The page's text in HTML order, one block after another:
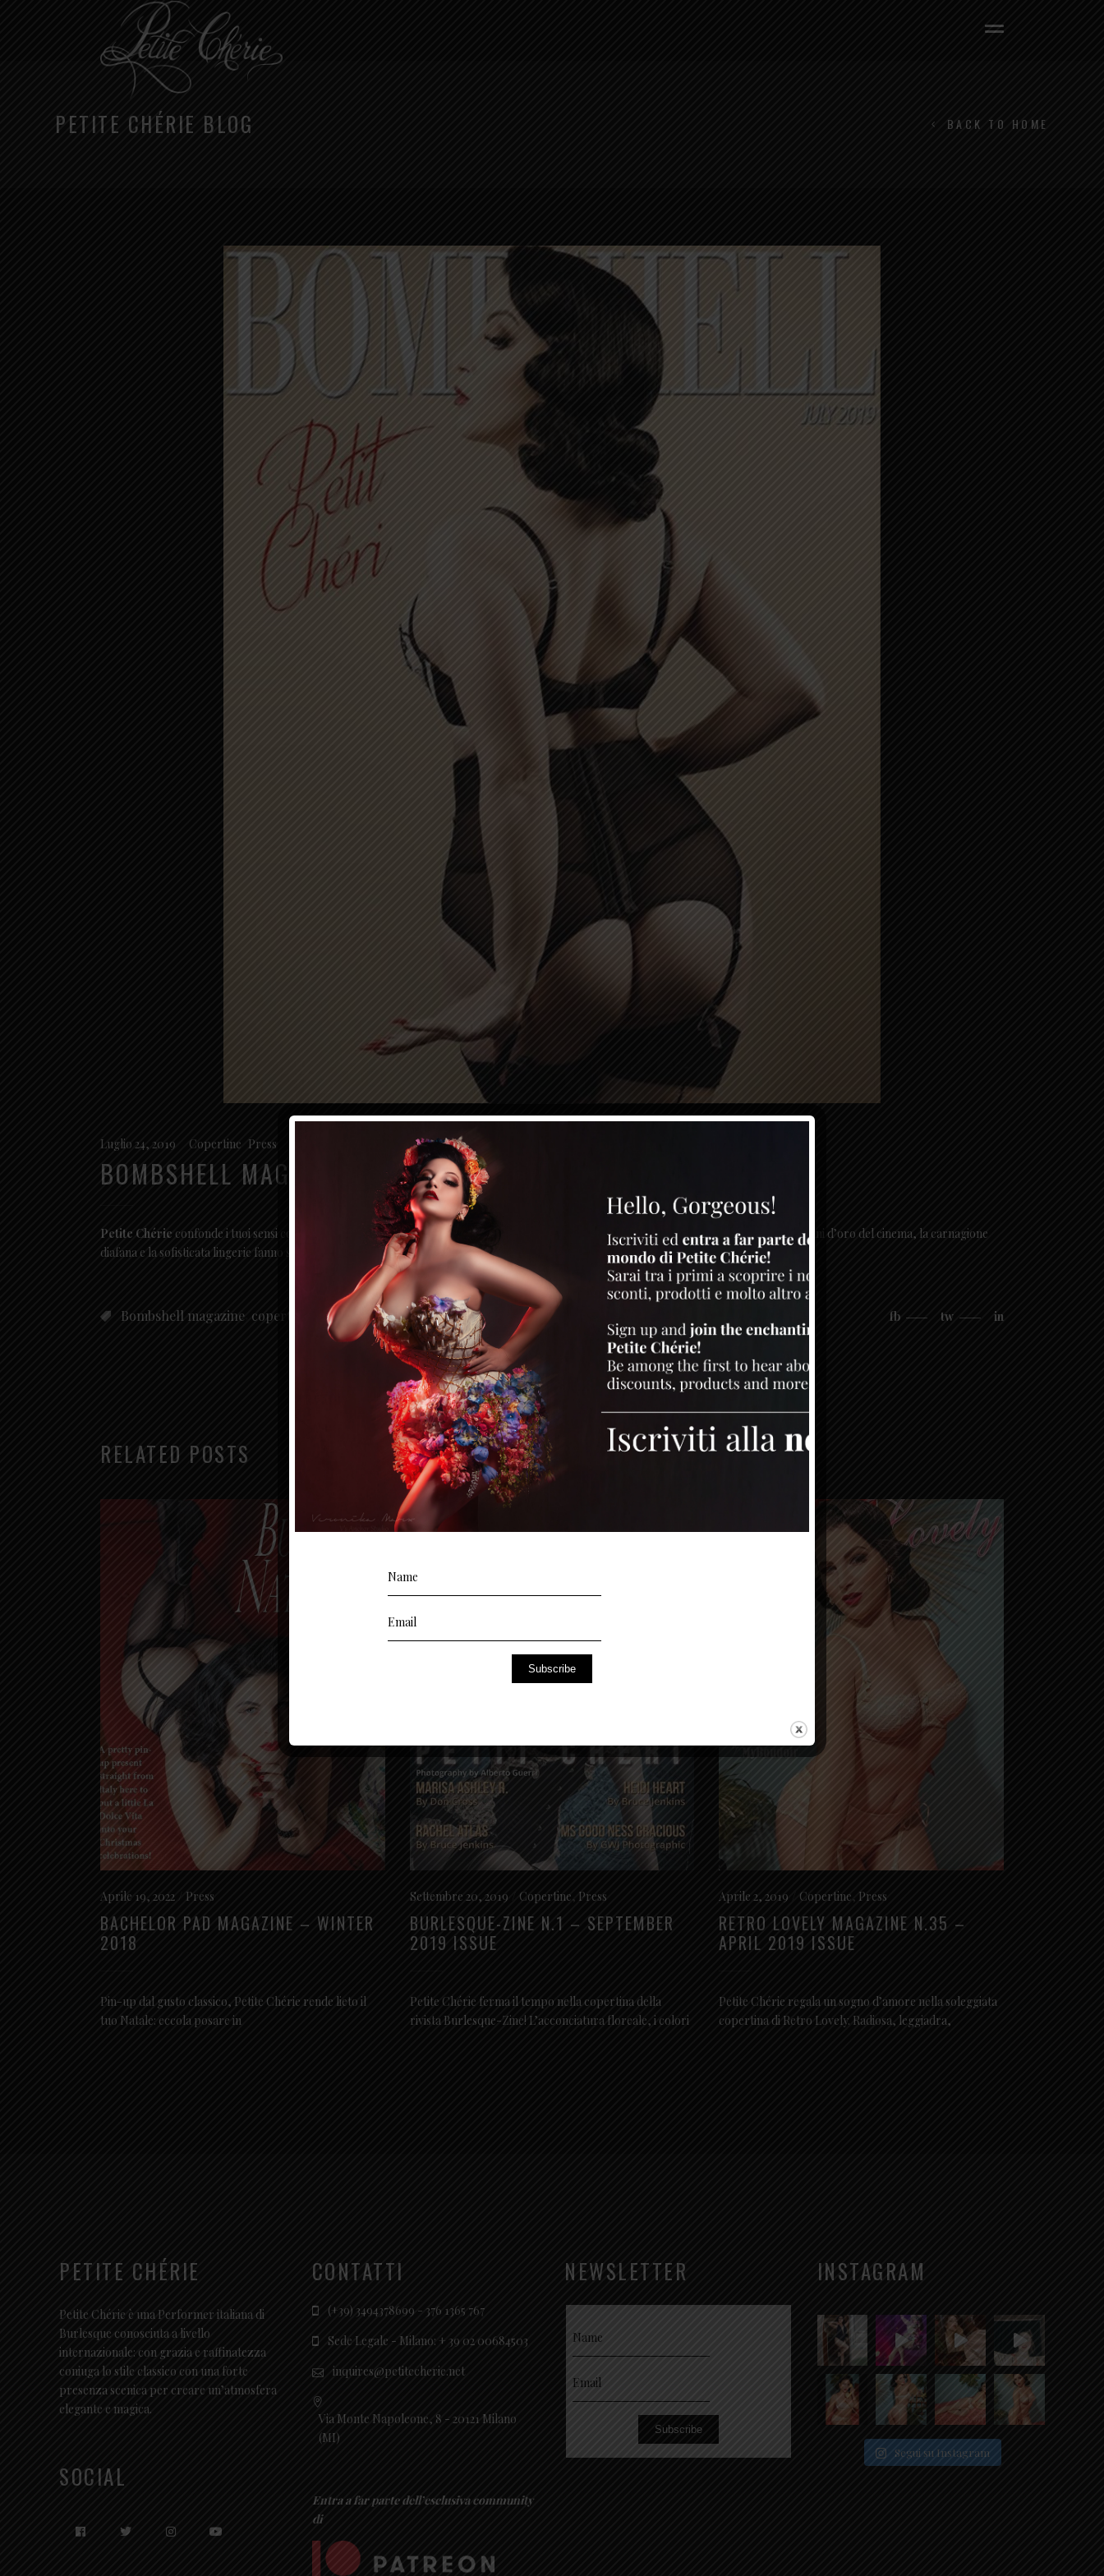
PETITE CHÉRIE BLOG BACK TO HOME
Luglio 24, 2019 Copertine Press
BOMBSHELL MAGAZINE – JULY 2019 SPECIAL ISSUE
Petite Chérie confonde i tuoi sensi con la sua estasiante grazia: alla rivista
dona pose che scottano! La tipica acconciatura degli anni d’oro del cinema, la carnagione
diafana e la sofisticata lingerie fanno squadra per creare un’atmosfera vintage e passionale, tutta firmata Petite Chérie.
Bombshell magazine copertina fb tw in
RELATED POSTS
Aprile 19, 2022 Press
BACHELOR PAD MAGAZINE – WINTER
2018
Pin-up dal gusto classico, Petite Chérie rende lieto il
tuo Natale: eccola posare in
Settembre 20, 2019 Copertine, Press
BURLESQUE-ZINE N.1 – SEPTEMBER
2019 ISSUE
Petite Chérie ferma il tempo nella copertina della
rivista Burlesque-Zine! L’acconciatura floreale, i colori
Aprile 2, 2019 Copertine , Press
RETRO LOVELY MAGAZINE N.35 –
APRIL 2019 ISSUE
Petite Chérie regala un sogno d’amore nella soleggiata
copertina di Retro Lovely. Radiosa, leggiadra,
PETITE CHÉRIE
Petite Chérie è una Performer italiana di
Burlesque conosciuta a livello
internazionale: con grazia e raffinatezza
coniuga lo stile classico con una forte
presenza scenica per creare un’atmosfera
elegante e magica.
SOCIAL
CONTATTI
(+39) 3494378699 - 376 1365 767
Sede Legale - Milano: + 39 02 00684503
inquires@petitecherie.net
Via Monte Napoleone, 8 - 20121 Milano
(MI)
Entra a far parte dell’esclusiva community
di
NEWSLETTER
Subscribe
INSTAGRAM
Segui su Instagram
Subscribe